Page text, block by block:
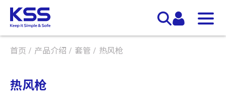
首页 产品介绍 套管 热风枪
热风枪